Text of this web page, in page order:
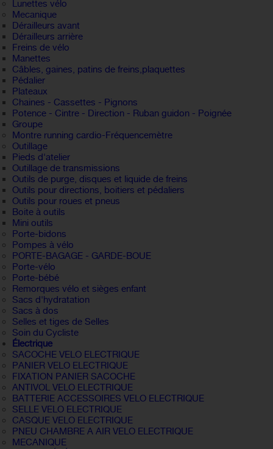
Lunettes vélo
Mecanique
Dérailleurs avant
Dérailleurs arrière
Freins de vélo
Manettes
Câbles, gaines, patins de freins,plaquettes
Pédalier
Plateaux
Chaines - Cassettes - Pignons
Potence - Cintre - Direction - Ruban guidon - Poignée
Groupe
Montre running cardio-Fréquencemètre
Outillage
Pieds d'atelier
Outillage de transmissions
Outils de purge, disques et liquide de freins
Outils pour directions, boitiers et pédaliers
Outils pour roues et pneus
Boite à outils
Mini outils
Porte-bidons
Pompes à vélo
PORTE-BAGAGE - GARDE-BOUE
Porte-vélo
Porte-bébé
Remorques vélo et sièges enfant
Sacs d'hydratation
Sacs à dos
Selles et tiges de Selles
Soin du Cycliste
Électrique
SACOCHE VELO ELECTRIQUE
PANIER VELO ELECTRIQUE
FIXATION PANIER SACOCHE
ANTIVOL VELO ELECTRIQUE
BATTERIE ACCESSOIRES VELO ELECTRIQUE
SELLE VELO ELECTRIQUE
CASQUE VELO ELECTRIQUE
PNEU CHAMBRE A AIR VELO ELECTRIQUE
MECANIQUE